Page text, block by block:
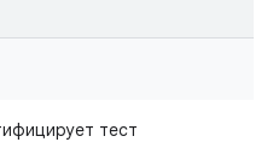
тест